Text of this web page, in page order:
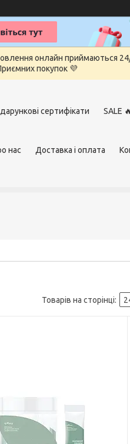
онлайн приймаються
покупок 💜
сертифікати SALE
нас Доставка і оплата